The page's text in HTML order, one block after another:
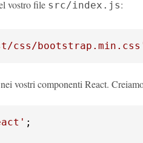
vostro file src/index.js:
css/
vostri componenti React.
;